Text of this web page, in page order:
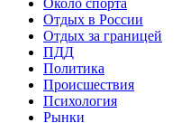
Отдых в России
Отдых за границей
ПДД
Политика
Происшествия
Психология
Рынки